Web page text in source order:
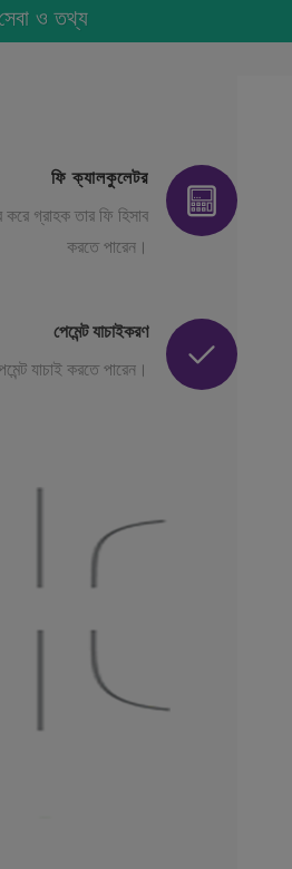
সেবা ও তথ্য
ফি ক্যালকুলেটর
গ্রাহক তার ফি হিসাব
করতে পারেন।
পেমেন্ট যাচাইকরণ
যাচাই করতে পারেন।